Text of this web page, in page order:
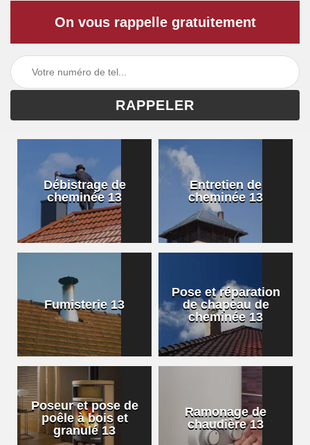
On vous rappelle gratuitement
Débistrage de
cheminée 13
Entretien de
cheminée 13
Fumisterie 13
Pose et réparation
de chapeau de
cheminée 13
Poseur et pose de
poêle à bois et
granulé 13
Ramonage de
chaudière 13